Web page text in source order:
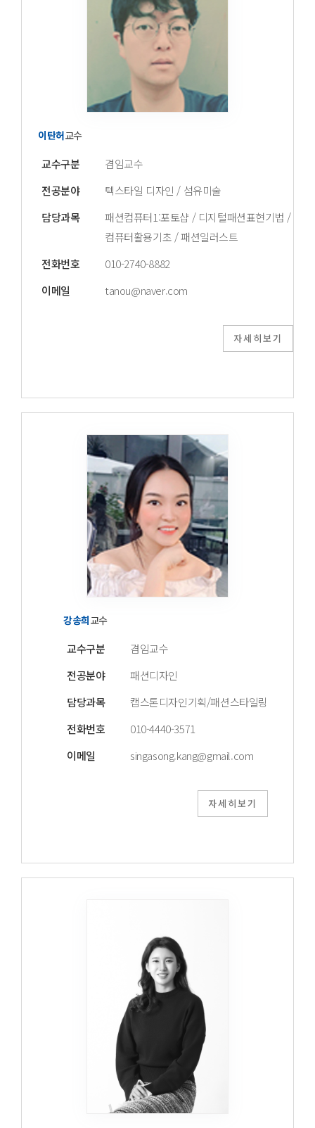
이탄허교수
교수구분
겸임교수
전공분야
텍스타일 디자인 / 섬유미술
담당과목
패션컴퓨터1:포토샵 / 디지털패션표현기법 /
컴퓨터활용기초 / 패션일러스트
전화번호
010-2740-8882
이메일
tanou@naver.com
자세히보기
강송희교수
교수구분
겸임교수
전공분야
패션디자인
담당과목
캡스톤디자인기획/패션스타일링
전화번호
010-4440-3571
이메일
singasong.kang@gmail.com
자세히보기